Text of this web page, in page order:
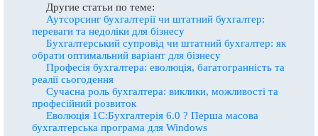
Другие статьи по теме:
Аутсорсинг бухгалтерії чи штатний бухгалтер:
переваги та недоліки для бізнесу
Бухгалтерський супровід чи штатний бухгалтер: як
обрати оптимальний варіант для бізнесу
Професія бухгалтера: еволюція, багатогранність та
реалії сьогодення
Сучасна роль бухгалтера: виклики, можливості та
професійний розвиток
Еволюція 1С:Бухгалтерія 6.0 ? Перша масова
бухгалтерська програма для Windows